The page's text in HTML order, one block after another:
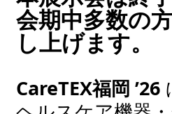
会期中多数の
し上げます。
CareTEX福岡 ’26